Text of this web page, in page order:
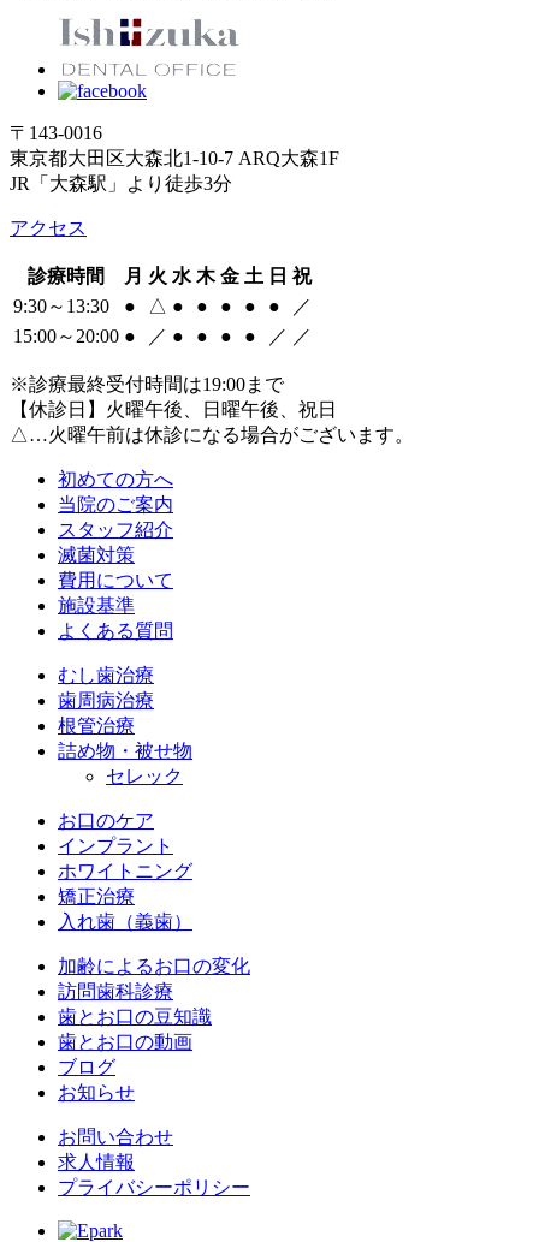
〒143-0016
東京都大田区大森北1-10-7 ARQ大森1F
JR「大森駅」より徒歩3分
アクセス
診療時間 月 火 水 木 金 土 日 祝
9:30～13:30
● △ ● ● ● ● ●
／
15:00～20:00 ● ／ ● ● ● ● ／ ／
※診療最終受付時間は19:00まで
【休診日】火曜午後、日曜午後、祝日
△…火曜午前は休診になる場合がございます。
初めての方へ
当院のご案内
スタッフ紹介
滅菌対策
費用について
施設基準
よくある質問
むし歯治療
歯周病治療
根管治療
詰め物・被せ物
セレック
お口のケア
インプラント
ホワイトニング
矯正治療
入れ歯（義歯）
加齢によるお口の変化
訪問歯科診療
歯とお口の豆知識
歯とお口の動画
ブログ
お知らせ
お問い合わせ
求人情報
プライバシーポリシー